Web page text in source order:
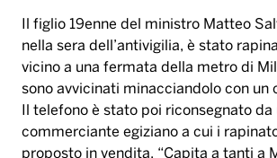
Il figlio 19enne del ministro Matteo
nella sera dell’antivigilia, è stato
vicino a una fermata della metro di
sono avvicinati minacciandolo con un
Il telefono è stato poi riconsegnato da
commerciante egiziano a cui i
proposto in vendita. “Capita a tanti a